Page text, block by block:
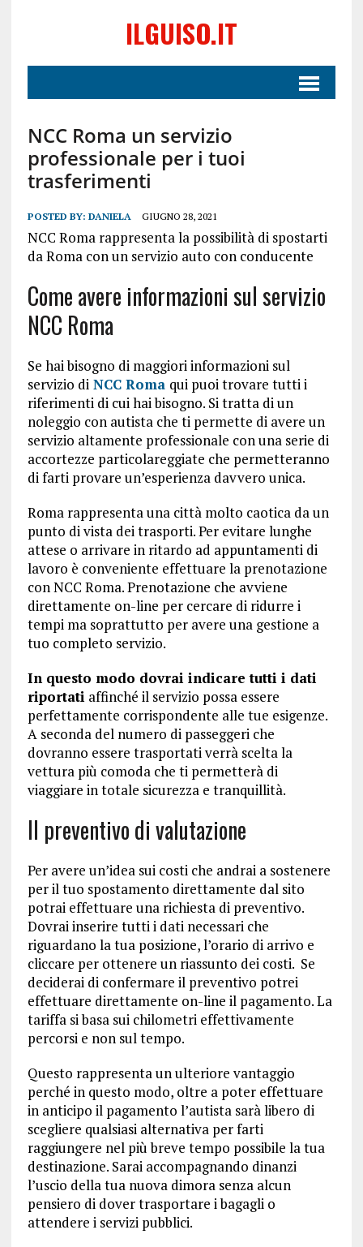
ILGUISO.IT
NCC Roma un servizio
professionale per i tuoi
trasferimenti
POSTED BY: DANIELA GIUGNO 28, 2021
NCC Roma rappresenta la possibilità di spostarti
da Roma con un servizio auto con conducente
Come avere informazioni sul servizio
NCC Roma
Se hai bisogno di maggiori informazioni sul
servizio diNCC Roma qui puoi trovare tutti i
riferimenti di cui hai bisogno. Si tratta di un
noleggio con autista che ti permette di avere un
servizio altamente professionale con una serie di
accortezze particolareggiate che permetteranno
di farti provare un’esperienza davvero unica.
Roma rappresenta una città molto caotica da un
punto di vista dei trasporti. Per evitare lunghe
attese o arrivare in ritardo ad appuntamenti di
lavoro è conveniente effettuare la prenotazione
con NCC Roma. Prenotazione che avviene
direttamente on-line per cercare di ridurre i
tempi ma soprattutto per avere una gestione a
tuo completo servizio.
In questo modo dovrai indicare tutti i dati
riportati affinché il servizio possa essere
perfettamente corrispondente alle tue esigenze.
A seconda del numero di passeggeri che
dovranno essere trasportati verrà scelta la
vettura più comoda che ti permetterà di
viaggiare in totale sicurezza e tranquillità.
Il preventivo di valutazione
Per avere un’idea sui costi che andrai a sostenere
per il tuo spostamento direttamente dal sito
potrai effettuare una richiesta di preventivo.
Dovrai inserire tutti i dati necessari che
riguardano la tua posizione, l’orario di arrivo e
cliccare per ottenere un riassunto dei costi. Se
deciderai di confermare il preventivo potrei
effettuare direttamente on-line il pagamento. La
tariffa si basa sui chilometri effettivamente
percorsi e non sul tempo.
Questo rappresenta un ulteriore vantaggio
perché in questo modo, oltre a poter effettuare
in anticipo il pagamento l’autista sarà libero di
scegliere qualsiasi alternativa per farti
raggiungere nel più breve tempo possibile la tua
destinazione. Sarai accompagnando dinanzi
l’uscio della tua nuova dimora senza alcun
pensiero di dover trasportare i bagagli o
attendere i servizi pubblici.